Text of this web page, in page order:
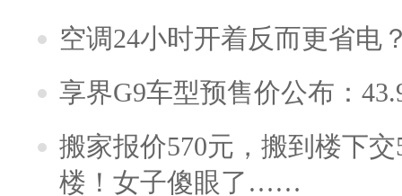
空调24小时开着反而更省电
享界G9车型预售价公布：
搬家报价570元，搬到楼下
楼！女子傻眼了……